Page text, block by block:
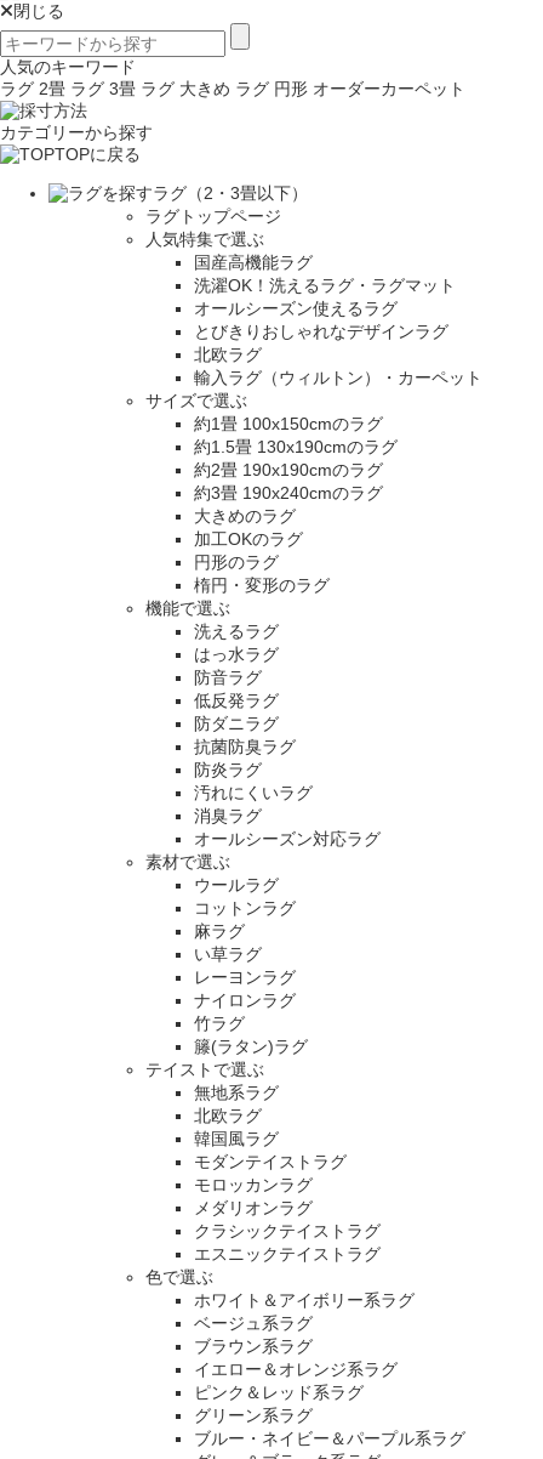
閉じる
人気のキーワード
ラグ 2畳 ラグ 3畳 ラグ 大きめ ラグ 円形 オーダーカーペット
カテゴリーから探す
TOPに戻る
ラグ（2・3畳以下）
ラグトップページ
人気特集で選ぶ
国産高機能ラグ
洗濯OK！洗えるラグ・ラグマット
オールシーズン使えるラグ
とびきりおしゃれなデザインラグ
北欧ラグ
輸入ラグ（ウィルトン）・カーペット
サイズで選ぶ
約1畳 100x150cmのラグ
約1.5畳 130x190cmのラグ
約2畳 190x190cmのラグ
約3畳 190x240cmのラグ
大きめのラグ
加工OKのラグ
円形のラグ
楕円・変形のラグ
機能で選ぶ
洗えるラグ
はっ水ラグ
防音ラグ
低反発ラグ
防ダニラグ
抗菌防臭ラグ
防炎ラグ
汚れにくいラグ
消臭ラグ
オールシーズン対応ラグ
素材で選ぶ
ウールラグ
コットンラグ
麻ラグ
い草ラグ
レーヨンラグ
ナイロンラグ
竹ラグ
籐(ラタン)ラグ
テイストで選ぶ
無地系ラグ
北欧ラグ
韓国風ラグ
モダンテイストラグ
モロッカンラグ
メダリオンラグ
クラシックテイストラグ
エスニックテイストラグ
色で選ぶ
ホワイト＆アイボリー系ラグ
ベージュ系ラグ
ブラウン系ラグ
イエロー＆オレンジ系ラグ
ピンク＆レッド系ラグ
グリーン系ラグ
ブルー・ネイビー＆パープル系ラグ